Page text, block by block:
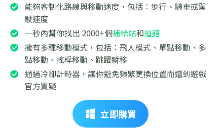
能夠客制化路線與移動速度，包括：步行、騎車或駕
駛速度
一秒內幫你找出 2000+個補給站和道館
擁有多種移動模式，包括：飛人模式、單點移動、多
點移動、搖桿移動、跳躍瞬移
通過冷卻計時器，讓你避免頻繁更換位置而遭到遊戲
官方質疑
立即購買